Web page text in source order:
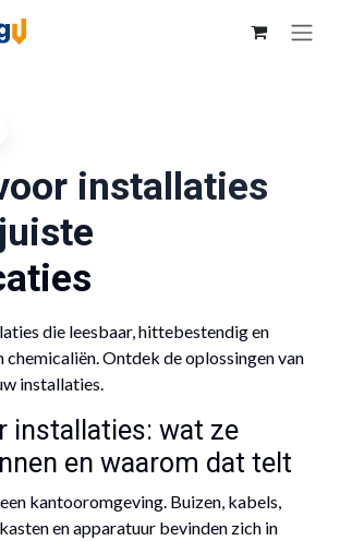
installaties
die leesbaar, hittebestendig en
chemicaliën. Ontdek de oplossingen van
installaties.
installaties: wat ze
en waarom dat telt
kantooromgeving. Buizen, kabels,
en apparatuur bevinden zich in